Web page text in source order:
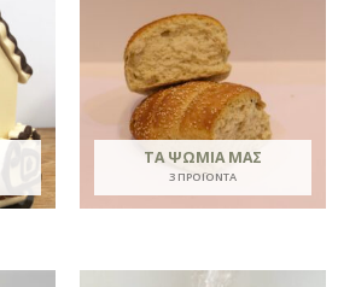
ΤΑ ΨΩΜΙΆ ΜΑΣ
3 ΠΡΟΪΌΝΤΑ